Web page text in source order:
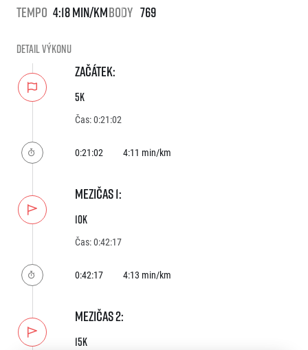
Mobilní aplikace RunCzech
Naši partneři
Oznámení fúze
Dárkové poukazy
Šablony k dárkovému poukazu ke stažení
Pro média
Akreditace a vše k závodům
Tiskové zprávy
Poznámky pro editory
Magazíny
All Runners Are Beautiful
RunCzech Racing
Running Mall
Vítejte v Running Mall
Individuální trénink
Skupinové tréninky
Tempo 4:18 min/kmBody 769
Detail výkonu
ZAČÁTEK:
5k
Čas: 0:21:02
0:21:02 4:11 min/km
MEZIČAS 1:
10k
Čas: 0:42:17
0:42:17 4:13 min/km
MEZIČAS 2:
15k